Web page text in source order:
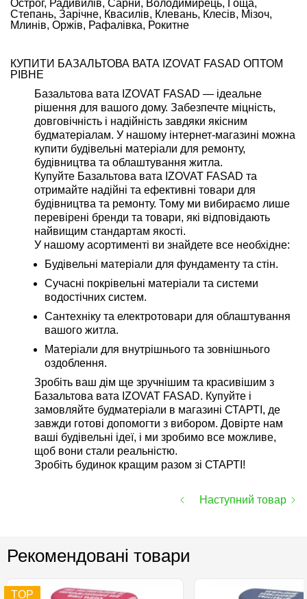
Острог, Радивилів, Сарни, Володимирець, Гоща,
Степань, Зарічне, Квасилів, Клевань, Клесів, Мізоч,
Млинів, Оржів, Рафалівка, Рокитне
КУПИТИ БАЗАЛЬТОВА ВАТА IZOVAT FASAD ОПТОМ
РІВНЕ
Базальтова вата IZOVAT FASAD — ідеальне
рішення для вашого дому. Забезпечте міцність,
довговічність і надійність завдяки якісним
будматеріалам. У нашому інтернет-магазині можна
купити будівельні матеріали для ремонту,
будівництва та облаштування житла.
Купуйте Базальтова вата IZOVAT FASAD та
отримайте надійні та ефективні товари для
будівництва та ремонту. Тому ми вибираємо лише
перевірені бренди та товари, які відповідають
найвищим стандартам якості.
У нашому асортименті ви знайдете все необхідне:
Будівельні матеріали для фундаменту та стін.
Сучасні покрівельні матеріали та системи
водостічних систем.
Сантехніку та електротовари для облаштування
вашого житла.
Матеріали для внутрішнього та зовнішнього
оздоблення.
Зробіть ваш дім ще зручнішим та красивішим з
Базальтова вата IZOVAT FASAD. Купуйте і
замовляйте будматеріали в магазині СТАРТІ, де
завжди готові допомогти з вибором. Довірте нам
ваші будівельні ідеї, і ми зробимо все можливе,
щоб вони стали реальністю.
Зробіть будинок кращим разом зі СТАРТІ!
Наступний товар
Рекомендовані товари
TOP